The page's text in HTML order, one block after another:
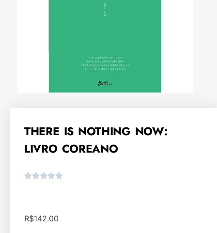
THERE IS NOTHING NOW:
LIVRO COREANO
R$142.00